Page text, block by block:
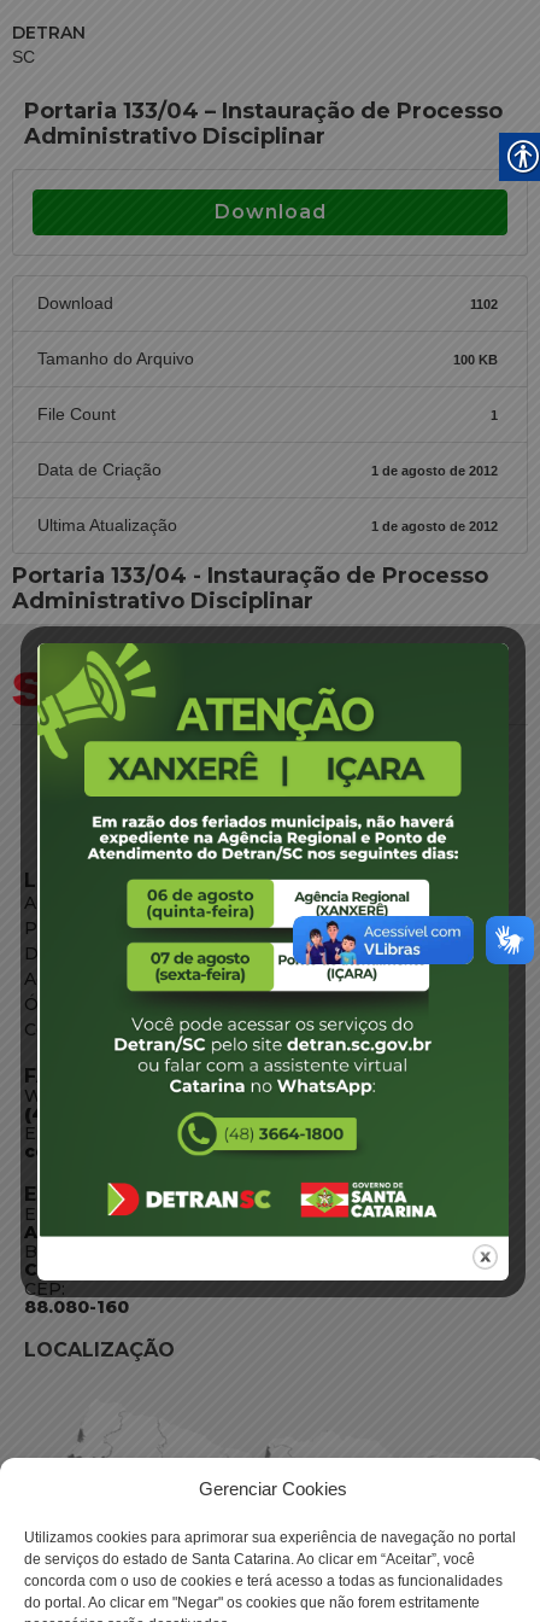
Gerenciar Cookies
Utilizamos cookies para aprimorar sua experiência de navegação no portal
de serviços do estado de Santa Catarina. Ao clicar em “Aceitar”, você
concorda com o uso de cookies e terá acesso a todas as funcionalidades
do portal. Ao clicar em "Negar" os cookies que não forem estritamente
DETRAN
SC
Portaria 133/04 – Instauração de Processo
Administrativo Disciplinar
Download
Download 1102
Tamanho do Arquivo 100 KB
File Count 1
Data de Criação 1 de agosto de 2012
Ultima Atualização 1 de agosto de 2012
Portaria 133/04 - Instauração de Processo
Administrativo Disciplinar
LINKS EXTERNOS
Agência de Notícias
Portal de Serviços
Diário Oficial
Acesso à Informação
Órgãos do Governo
Conheça SC
FALE CONOSCO
WhatsApp:
(48) 3664-1800
E-mail:
centraldeinformacoes@detran.sc.gov.br
ENDEREÇO
Endereço:
Av. Almirante Tamandaré - 480
Bairro:
Coqueiros, Florianópolis SC
CEP:
88.080-160
LOCALIZAÇÃO